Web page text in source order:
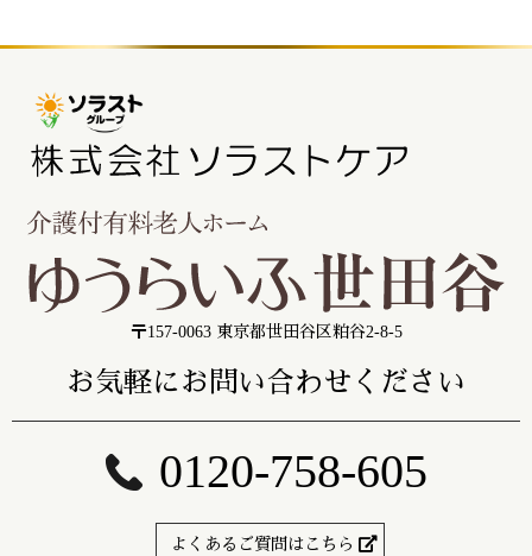
〒157-0063 東京都世田谷区粕谷2-8-5
お気軽にお問い合わせください
0120-758-605
よくあるご質問はこちら